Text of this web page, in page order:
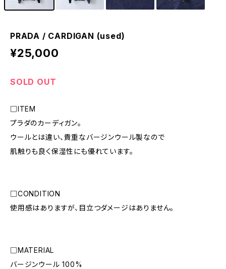
PRADA / CARDIGAN (used)
¥25,000
SOLD OUT
□ITEM
プラダのカーディガン。
ウールとは違い、貴重なバージンウール製なので
肌触りも良く保湿性にも優れています。
□CONDITION
使用感はありますが、目立つダメージはありません。
□MATERIAL
バージンウール 100%